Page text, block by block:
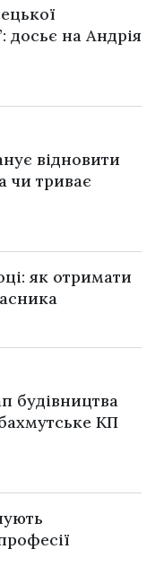
досьє на Андрія
відновити
чи триває
як отримати
будівництва
КП